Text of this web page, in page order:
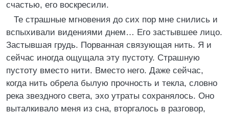
счастью, его воскресили.
Те страшные мгновения до сих пор мне снились и
вспыхивали видениями днем… Его застывшее лицо.
Застывшая грудь. Порванная связующая нить. Я и
сейчас иногда ощущала эту пустоту. Страшную
пустоту вместо нити. Вместо него. Даже сейчас,
когда нить обрела былую прочность и текла, словно
река звездного света, эхо утраты сохранялось. Оно
выталкивало меня из сна, вторгалось в разговор,